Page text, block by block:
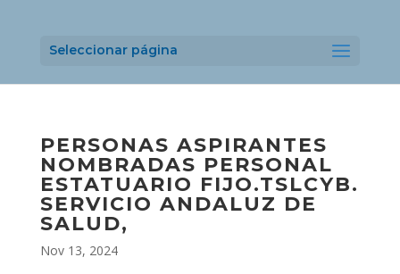
Seleccionar página
PERSONAS ASPIRANTES
NOMBRADAS PERSONAL
ESTATUARIO FIJO.TSLCYB.
SERVICIO ANDALUZ DE
SALUD,
Nov 13, 2024